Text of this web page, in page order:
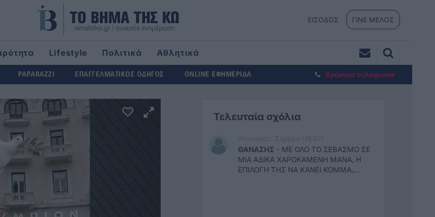
ΕΙΣΟΔΟΣ ΓΙΝΕ ΜΕΛΟΣ
Lifestyle Πολιτικά
Αθλητικά
PAPARAZZI ΕΠΑΓΓΕΛΜΑΤΙΚΟΣ ΟΔΗΓΟΣ ONLINE ΕΦΗΜΕΡΙΔΑ Χρήσιμα τηλέφωνα
Τελευταία σχόλια
ΘΑΝΑΣΗΣ - ΜΕ ΟΛΟ ΤΟ ΣΕΒΑΣΜΟ ΣΕ
ΜΙΑ ΑΔΙΚΑ ΧΑΡΟΚΑΜΕΝΗ ΜΑΝΑ, Η
ΕΠΙΛΟΓΗ ΤΗΣ ΝΑ ΚΑΝΕΙ ΚΟΜΜΑ,